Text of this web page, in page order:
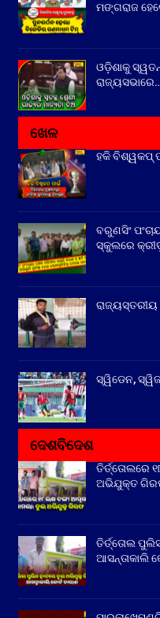
ମଙ୍ଗରାଜ
ଓଡ଼ିଶାକୁ
ଖେଳ
ହକି ବିଶ୍ୱକପ୍
ବରୁଣସିଂ
ସ୍କୁଲରେ
ରାଜ୍ୟସ୍ତରୀୟ
ସ୍ୱିଡେନ,
ଦେଶବିଦେଶ
ତିର୍ତ୍ତୋଲରେ
ଅଭିଯୁକ୍ତ
ତିର୍ତ୍ତୋଲ
ଆସନ୍ତାକାଲି